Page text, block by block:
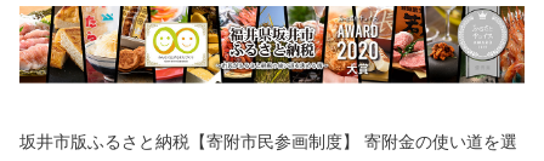
坂井市版ふるさと納税【寄附市民参画制度】 寄附金の使い道を選